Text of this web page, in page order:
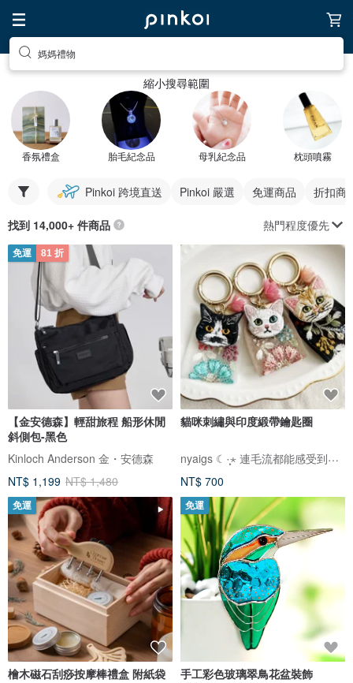
媽媽禮物
縮小搜尋範圍
香氛禮盒 胎毛紀念品 母乳紀念品 枕頭噴霧
Pinkoi 跨境直送 Pinkoi 嚴選 免運商品 折扣商
找到 14,000+ 件商品 熱門程度優先
免運 81 折
【金安德森】輕甜旅程 船形休閒
斜側包-黑色
Kinloch Anderson 金・安德森
NT$ 1,199 NT$ 1,480
貓咪刺繡與印度緞帶鑰匙圈
nyaigs ☾·̩͙⋆ 連毛流都能感受到的貓咪刺繡
NT$ 700
免運
檜木磁石刮痧按摩棒禮盒 附紙袋
免運
手工彩色玻璃翠鳥花盆裝飾